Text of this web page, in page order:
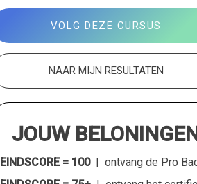
VOLG DEZE CURSUS
NAAR MIJN RESULTATEN
JOUW
EINDSCORE = 100| ontvang de Pro